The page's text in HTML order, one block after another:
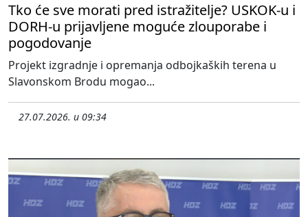
Tko će sve morati pred istražitelje? USKOK-u i
DORH-u prijavljene moguće zlouporabe i
pogodovanje
Projekt izgradnje i opremanja odbojkaških terena u
Slavonskom Brodu mogao...
27.07.2026. u 09:34